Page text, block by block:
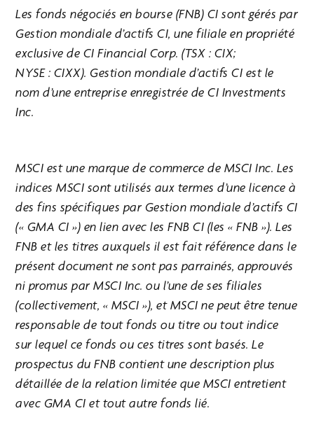
Les fonds négociés en bourse (FNB) CI sont gérés par
Gestion mondiale d’actifs CI, une filiale en propriété
exclusive de CI Financial Corp. (TSX : CIX;
NYSE : CIXX). Gestion mondiale d’actifs CI est le
nom d’une entreprise enregistrée de CI Investments
Inc.
MSCI est une marque de commerce de MSCI Inc. Les
indices MSCI sont utilisés aux termes d’une licence à
des fins spécifiques par Gestion mondiale d’actifs CI
(« GMA CI ») en lien avec les FNB CI (les « FNB »). Les
FNB et les titres auxquels il est fait référence dans le
présent document ne sont pas parrainés, approuvés
ni promus par MSCI Inc. ou l’une de ses filiales
(collectivement, « MSCI »), et MSCI ne peut être tenue
responsable de tout fonds ou titre ou tout indice
sur lequel ce fonds ou ces titres sont basés. Le
prospectus du FNB contient une description plus
détaillée de la relation limitée que MSCI entretient
avec GMA CI et tout autre fonds lié.